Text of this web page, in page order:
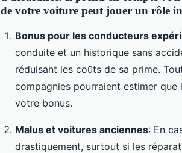
de votre voiture peut jouer un rôle
Bonus pour les conducteurs
conduite et un historique sans
réduisant les coûts de sa prime.
compagnies pourraient estimer que
votre bonus.
Malus et voitures anciennes: En
drastiquement, surtout si les